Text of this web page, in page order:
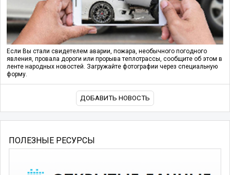
Если Вы стали свидетелем аварии, пожара, необычного погодного
явления, провала дороги или прорыва теплотрассы, сообщите об этом в
ленте народных новостей. Загружайте фотографии через специальную
форму.
ДОБАВИТЬ НОВОСТЬ
ПОЛЕЗНЫЕ РЕСУРСЫ